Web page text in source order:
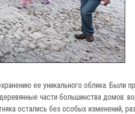
ее уникального облика. Были
части большинства домов:
остались без особых изменений,